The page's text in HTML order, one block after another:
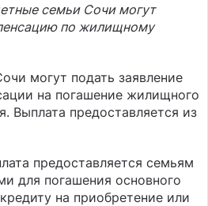
семьи Сочи могут
по жилищному
могут подать заявление
на погашение жилищного
Выплата предоставляется из
предоставляется семьям
для погашения основного
на приобретение или